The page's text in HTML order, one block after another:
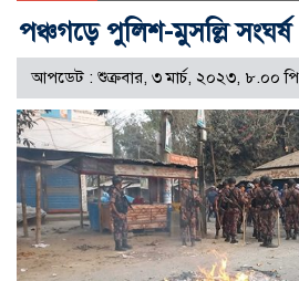
পঞ্চগড়ে পুলিশ-মুসল্লি সংঘর্ষ
আপডেট : শুক্রবার, ৩ মার্চ, ২০২৩, ৮.০০